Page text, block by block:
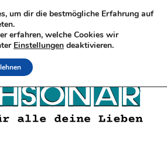
um dir die bestmögliche Erfahrung auf
erfahren, welche Cookies wir
Einstellungen deaktivieren.